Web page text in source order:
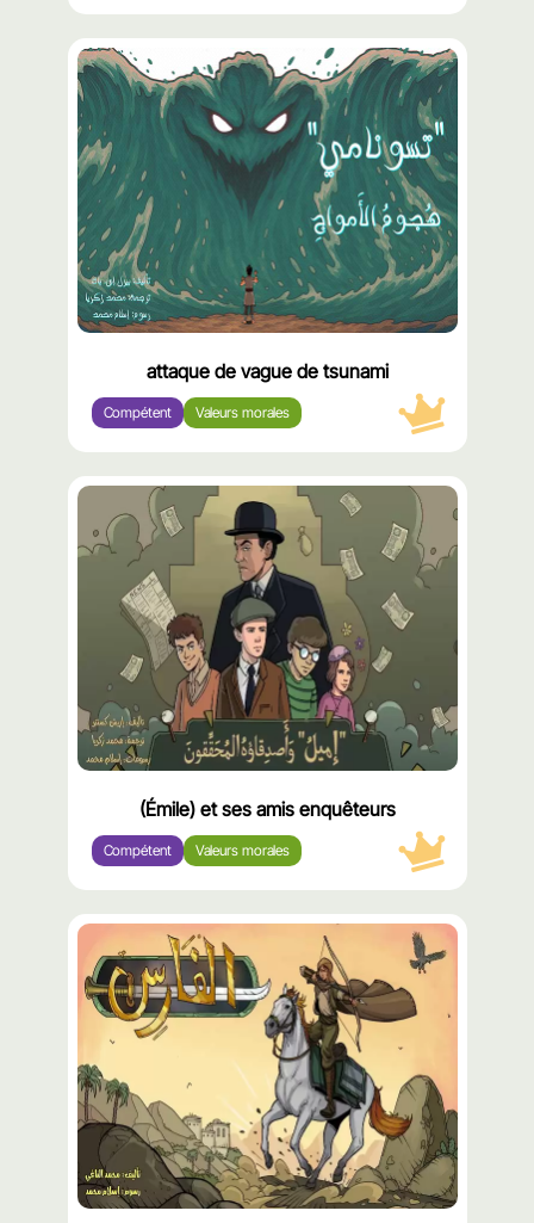
محتوى
مميّز
attaque de vague de tsunami
Compétent Valeurs morales
محتوى
مميّز
(Émile) et ses amis enquêteurs
Compétent Valeurs morales
محتوى
مميّز